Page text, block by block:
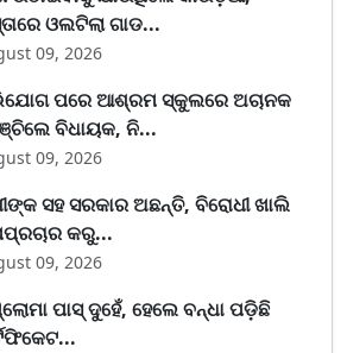
ଓଲଟିଲା ଗାଡ...
09, 2026
ପରେ ଆଶ୍ରମ ସ୍କୁଲରେ ଅଚାନକ
ବିଧାୟକ, ନି...
09, 2026
ସହ ସରକାର ଅଛନ୍ତି, ବିରୋଧୀ ଖାଲି
କରୁ...
09, 2026
ପାସ୍ ଦୁହେଁ, ହେଲେ ବନ୍ଧା ପଡ଼ିଛି